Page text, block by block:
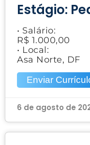
Estágio:
• Salário:
R$ 1.000,00
• Local:
Asa Norte, DF
Enviar
6 de agosto de